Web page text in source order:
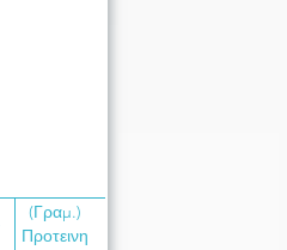
Προτεινη
(Γραμ.)